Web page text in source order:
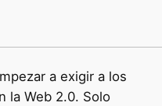
a exigir a los
la Web 2.0. Solo